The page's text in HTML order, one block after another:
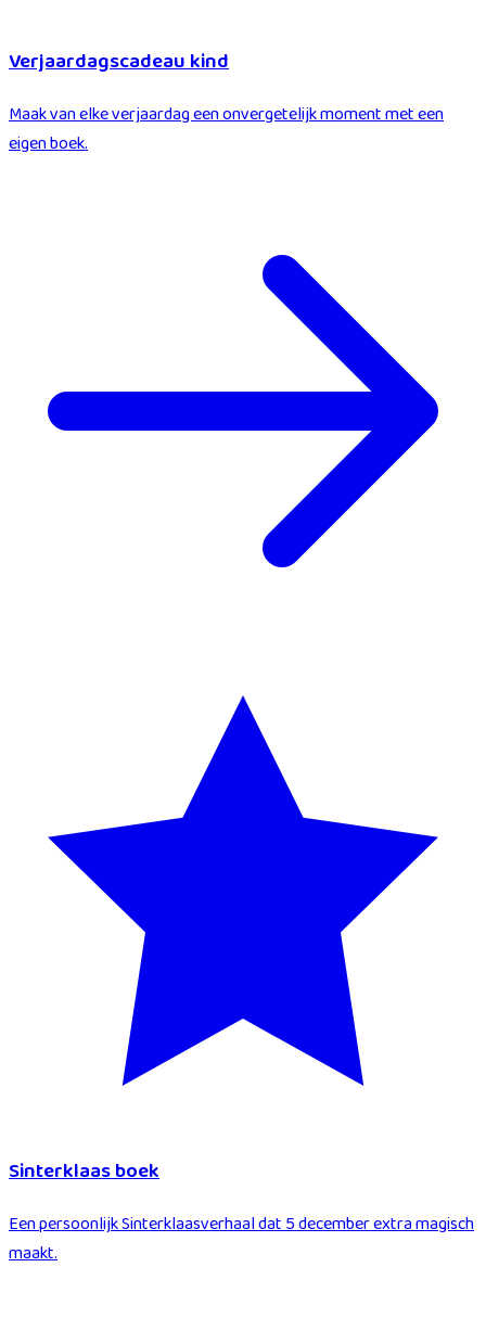
Verjaardagscadeau kind
Maak van elke verjaardag een onvergetelijk moment met een
eigen boek.
Sinterklaas boek
Een persoonlijk Sinterklaasverhaal dat 5 december extra magisch
maakt.